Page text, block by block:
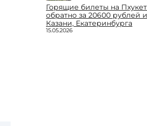
Горящие билеты на
обратно за 20600 рублей
Казани, Екатеринбурга
15.05.2026